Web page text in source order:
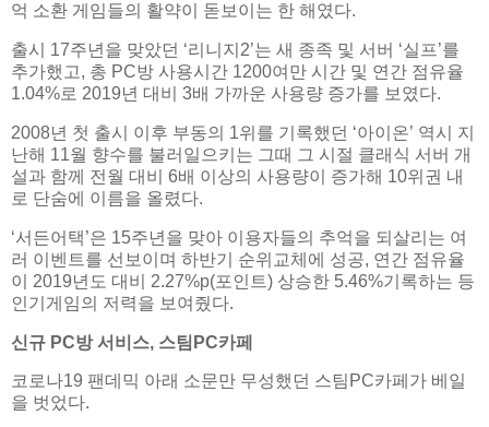
억 소환 게임들의 활약이 돋보이는 한 해였다.
출시 17주년을 맞았던 ‘리니지2’는 새 종족 및 서버 ‘실프’를
추가했고, 총 PC방 사용시간 1200여만 시간 및 연간 점유율
1.04%로 2019년 대비 3배 가까운 사용량 증가를 보였다.
2008년 첫 출시 이후 부동의 1위를 기록했던 ‘아이온’ 역시 지
난해 11월 향수를 불러일으키는 그때 그 시절 클래식 서버 개
설과 함께 전월 대비 6배 이상의 사용량이 증가해 10위권 내
로 단숨에 이름을 올렸다.
‘서든어택’은 15주년을 맞아 이용자들의 추억을 되살리는 여
러 이벤트를 선보이며 하반기 순위교체에 성공, 연간 점유율
이 2019년도 대비 2.27%p(포인트) 상승한 5.46%기록하는 등
인기게임의 저력을 보여줬다.
신규 PC방 서비스, 스팀PC카페
코로나19 팬데믹 아래 소문만 무성했던 스팀PC카페가 베일
을 벗었다.